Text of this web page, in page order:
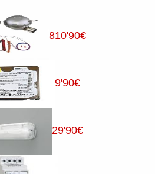
810'90€
9'90€
29'90€